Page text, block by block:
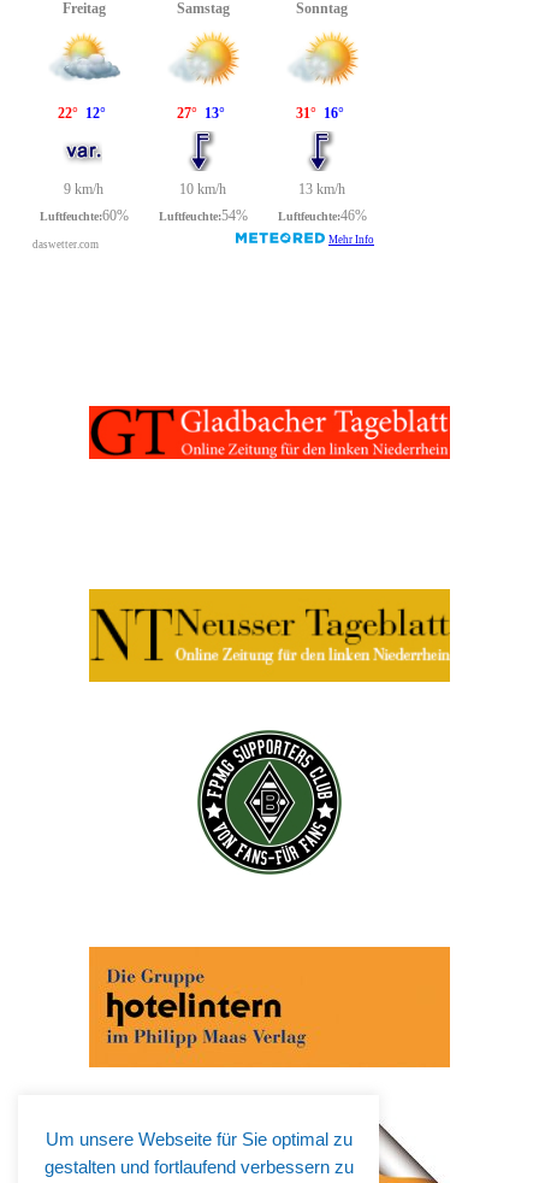
Um unsere Webseite für Sie optimal zu
gestalten und fortlaufend verbessern zu